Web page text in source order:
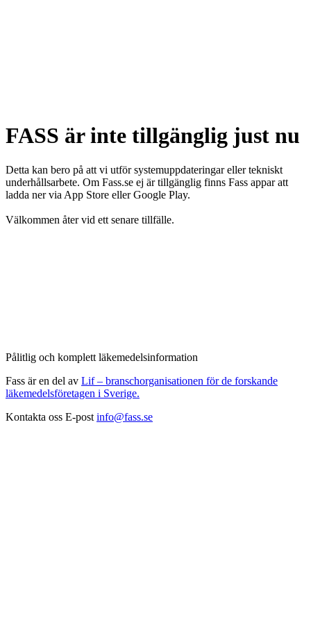
FASS är inte tillgänglig just nu
Detta kan bero på att vi utför systemuppdateringar eller tekniskt
underhållsarbete. Om Fass.se ej är tillgänglig finns Fass appar att
ladda ner via App Store eller Google Play.
Välkommen åter vid ett senare tillfälle.
Pålitlig och komplett läkemedelsinformation
Fass är en del av Lif – branschorganisationen för de forskande
läkemedelsföretagen i Sverige.
Kontakta oss E-post info@fass.se